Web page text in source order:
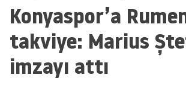
Konyaspor’a
takviye: Marius
imzayı attı